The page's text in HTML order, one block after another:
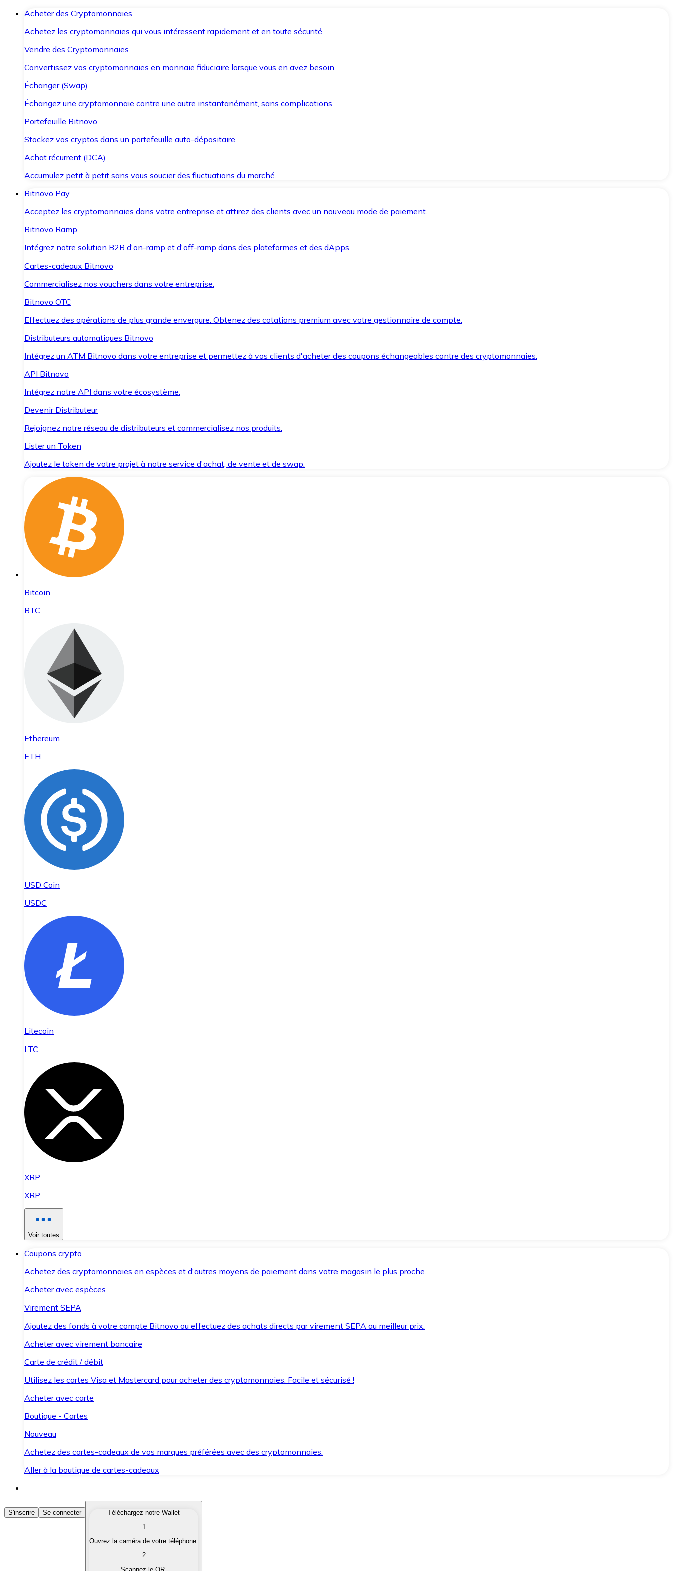
Acheter des Cryptomonnaies
Achetez les cryptomonnaies qui vous intéressent rapidement et en toute sécurité.
Vendre des Cryptomonnaies
Convertissez vos cryptomonnaies en monnaie fiduciaire lorsque vous en avez besoin.
Échanger (Swap)
Échangez une cryptomonnaie contre une autre instantanément, sans complications.
Portefeuille Bitnovo
Stockez vos cryptos dans un portefeuille auto-dépositaire.
Achat récurrent (DCA)
Accumulez petit à petit sans vous soucier des fluctuations du marché.
Bitnovo Pay
Acceptez les cryptomonnaies dans votre entreprise et attirez des clients avec un nouveau mode de paiement.
Bitnovo Ramp
Intégrez notre solution B2B d'on-ramp et d'off-ramp dans des plateformes et des dApps.
Cartes-cadeaux Bitnovo
Commercialisez nos vouchers dans votre entreprise.
Bitnovo OTC
Effectuez des opérations de plus grande envergure. Obtenez des cotations premium avec votre gestionnaire de compte.
Distributeurs automatiques Bitnovo
Intégrez un ATM Bitnovo dans votre entreprise et permettez à vos clients d'acheter des coupons échangeables contre des cryptomonnaies.
API Bitnovo
Intégrez notre API dans votre écosystème.
Devenir Distributeur
Rejoignez notre réseau de distributeurs et commercialisez nos produits.
Lister un Token
Ajoutez le token de votre projet à notre service d'achat, de vente et de swap.
Bitcoin
BTC
Ethereum
ETH
USD Coin
USDC
Litecoin
LTC
XRP
XRP
Voir toutes
Coupons crypto
Achetez des cryptomonnaies en espèces et d'autres moyens de paiement dans votre magasin le plus proche.
Acheter avec espèces
Virement SEPA
Ajoutez des fonds à votre compte Bitnovo ou effectuez des achats directs par virement SEPA au meilleur prix.
Acheter avec virement bancaire
Carte de crédit / débit
Utilisez les cartes Visa et Mastercard pour acheter des cryptomonnaies. Facile et sécurisé !
Acheter avec carte
Boutique - Cartes
Nouveau
Achetez des cartes-cadeaux de vos marques préférées avec des cryptomonnaies.
Aller à la boutique de cartes-cadeaux
Acheter des Cryptomonnaies
Achetez les cryptomonnaies qui vous intéressent rapidement et en toute sécurité.
Convertissez vos cryptomonnaies en monnaie fiduciaire lorsque vous en avez besoin.
S'inscrire Se connecter
Téléchargez notre Wallet
1
Ouvrez la caméra de votre téléphone.
2